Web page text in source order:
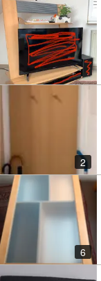
2
6